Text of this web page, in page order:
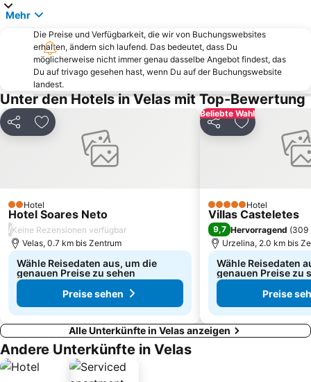
Mehr
Die Preise und Verfügbarkeit, die wir von Buchungswebsites
erhalten, ändern sich laufend. Das bedeutet, dass Du
möglicherweise nicht immer genau dasselbe Angebot findest, das
Du auf trivago gesehen hast, wenn Du auf der Buchungswebsite
landest.
Unter den Hotels in Velas mit Top-Bewertung
Teilen Zu Favoriten hinzufügen
2 Sterne
Hotel
Hotel Soares Neto
/Keine Rezensionen verfügbar
Velas, 0.7 km bis Zentrum
Wähle Reisedaten aus, um die
genauen Preise zu sehen
Preise sehen
Beliebte Wahl
Teilen Zu Favoriten
5 SterneHotel
Villas Casteletes
9,7 Hervorragend (309
Urzelina, 2.0 km bis
Wähle Reisedaten
genauen Preise zu
Preise
Alle Unterkünfte in Velas anzeigen
Andere Unterkünfte in Velas